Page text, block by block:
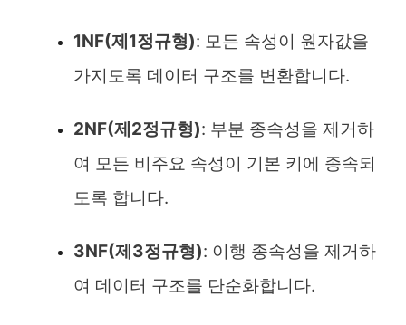
1NF(제1정규형): 모든 속성이 원자값을
가지도록 데이터 구조를 변환합니다.
2NF(제2정규형): 부분 종속성을 제거하
여 모든 비주요 속성이 기본 키에 종속되
도록 합니다.
3NF(제3정규형): 이행 종속성을 제거하
여 데이터 구조를 단순화합니다.